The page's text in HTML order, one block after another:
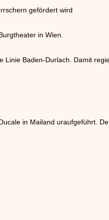
gefördert wird
in Wien.
Linie Baden-Durlach. Damit
in Mailand uraufgeführt.